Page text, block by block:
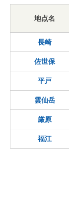
地点名
長崎
佐世保
平戸
雲仙岳
厳原
福江